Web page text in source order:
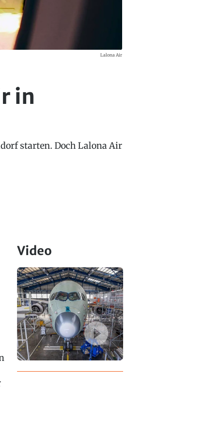
Lalona Air
in
starten. Doch Lalona Air
Video